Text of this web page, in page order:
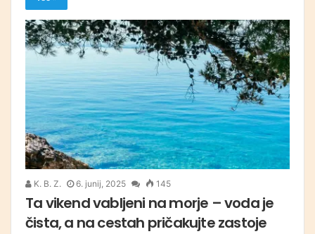
K. B. Z. 6. junij, 2025 145
Ta vikend vabljeni na morje – voda je
čista, a na cestah pričakujte zastoje